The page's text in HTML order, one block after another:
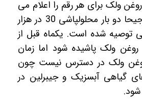
ولک برای هر رقم را اعلام می
کند. در برخی منابع ترجیحا دو بار محلولپاشی 30 در هزار
توصیه شده است. یکماه قبل از
ولک پاشیده شود اما زمان
ولک در دسترس نیست چون
گیاهی آبسزیک و جیبرلین در
شود.